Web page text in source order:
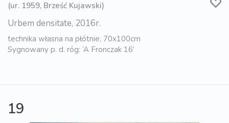
(ur. 1959, Brześć Kujawski)
Urbem densitate, 2016r.
technika własna na płótnie, 70x100cm
Sygnowany p. d. róg: ‘A Fronczak 16’
19